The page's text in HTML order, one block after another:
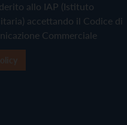
allo IAP (Istituto
accettando il Codice di
Commerciale